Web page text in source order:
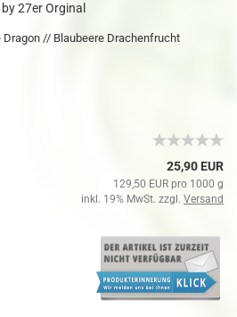
27er Orginal
// Blaubeere Drachenfrucht
25,90 EUR
129,50 EUR pro 1000 g
inkl. 19% MwSt. zzgl. Versand